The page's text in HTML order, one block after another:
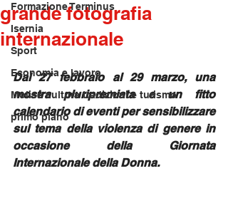
Formazione Terminus
Isernia
Sport
Economia e lavoro
Molise cultura tradizioni e turismo
primo piano
grande fotografia
internazionale
Dal 27 febbraio al 29 marzo, una
mostra pluripremiata e un fitto
calendario di eventi per sensibilizzare
sul tema della violenza di genere in
occasione della Giornata
Internazionale della Donna.